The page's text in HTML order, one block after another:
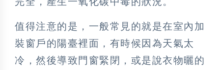
值得注意的是，一般常見的就是在室內加
裝窗戶的陽臺裡面，有時候因為天氣太
冷，然後導致門窗緊閉，或是說衣物曬的